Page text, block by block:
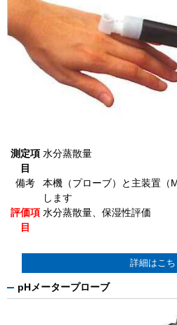
測定項
目
水分蒸散量
備考
本機（プローブ）と主装置（
します
評価項
目
水分蒸散量、保湿性評価
詳細はこち
pHメータープローブ